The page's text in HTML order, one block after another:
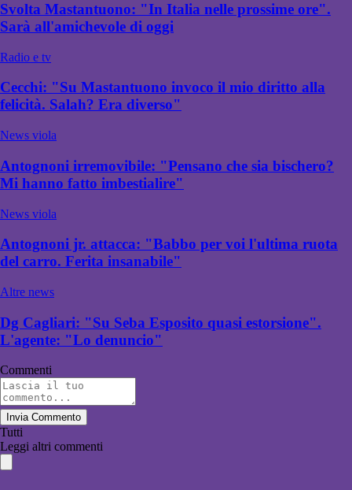
Svolta Mastantuono: "In Italia nelle prossime ore".
Sarà all'amichevole di oggi
Radio e tv
Cecchi: "Su Mastantuono invoco il mio diritto alla
felicità. Salah? Era diverso"
News viola
Antognoni irremovibile: "Pensano che sia bischero?
Mi hanno fatto imbestialire"
News viola
Antognoni jr. attacca: "Babbo per voi l'ultima ruota
del carro. Ferita insanabile"
Altre news
Dg Cagliari: "Su Seba Esposito quasi estorsione".
L'agente: "Lo denuncio"
Commenti
Invia Commento
Tutti
Leggi altri commenti